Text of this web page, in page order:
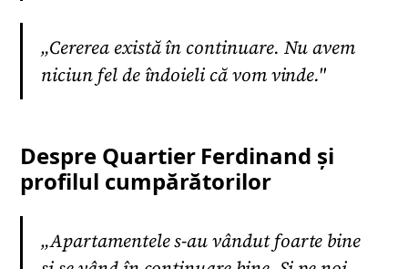
„Cererea există în continuare. Nu avem
niciun fel de îndoieli că vom vinde."
Despre Quartier Ferdinand și
profilul cumpărătorilor
„Apartamentele s-au vândut foarte bine